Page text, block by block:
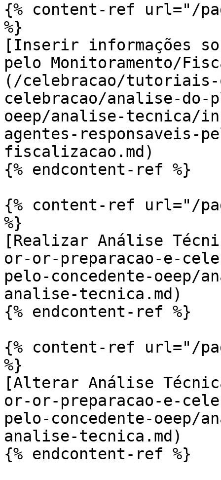
{% content-ref url="/
%}
[Inserir informações
pelo Monitoramento/
(/celebracao/tutoriais-
celebracao/analise-do-
oeep/analise-tecnica/
agentes-responsaveis-
fiscalizacao.md)
{% endcontent-ref %}
{% content-ref url="/
%}
[Realizar Análise
or-or-preparacao-e-
pelo-concedente-
analise-tecnica.md)
{% endcontent-ref %}
{% content-ref url="/
%}
[Alterar Análise
or-or-preparacao-e-
pelo-concedente-
analise-tecnica.md)
{% endcontent-ref %}